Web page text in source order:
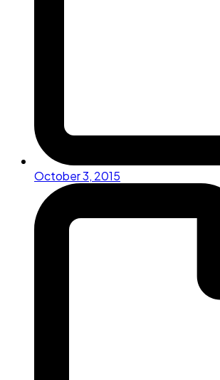
October 3, 2015